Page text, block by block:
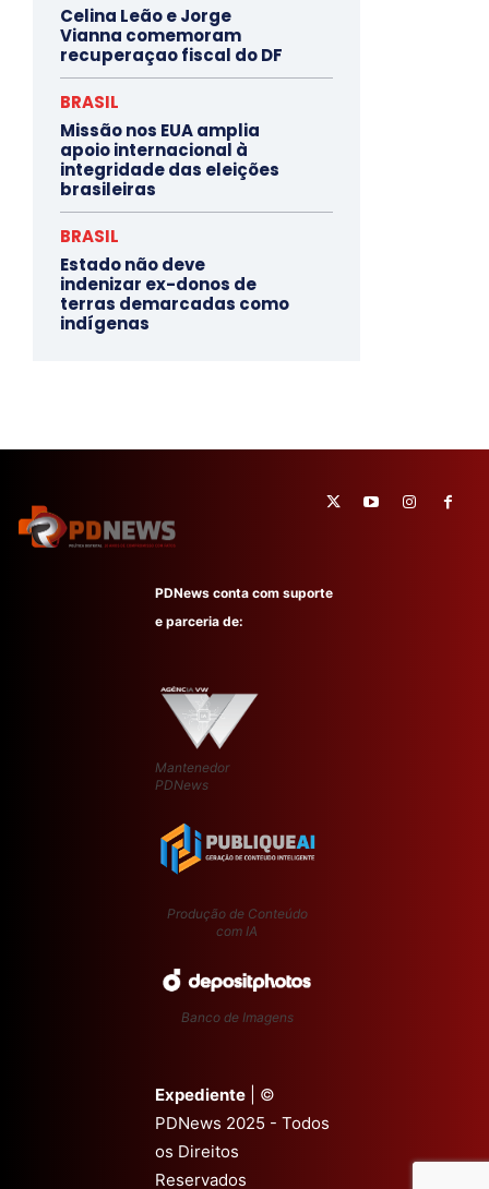
Celina Leão e Jorge
Vianna comemoram
recuperaçao fiscal do DF
BRASIL
Missão nos EUA amplia
apoio internacional à
integridade das eleições
brasileiras
BRASIL
Estado não deve
indenizar ex-donos de
terras demarcadas como
indígenas
PDNews conta com suporte
e parceria de:
Mantenedor
PDNews
Produção de Conteúdo
com IA
Banco de Imagens
Expediente | ©
PDNews 2025 - Todos
os Direitos
Reservados